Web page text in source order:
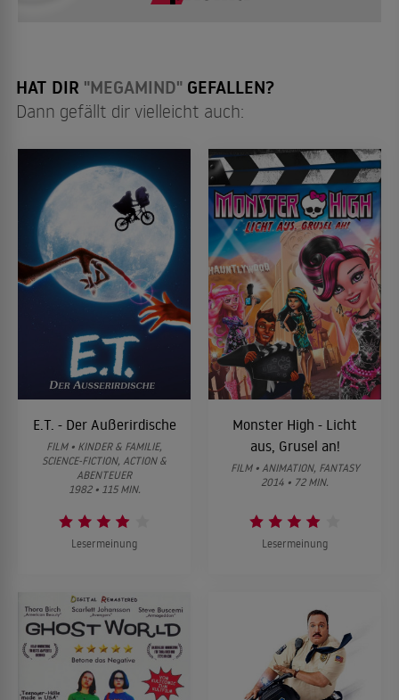
HAT DIR "MEGAMIND" GEFALLEN?
Dann gefällt dir vielleicht auch:
E.T. - Der Außerirdische
FILM • KINDER & FAMILIE,
SCIENCE-FICTION, ACTION &
ABENTEUER
1982 • 115 MIN.
Lesermeinung
Monster High - Licht
aus, Grusel an!
FILM • ANIMATION, FANTASY
2014 • 72 MIN.
Lesermeinung